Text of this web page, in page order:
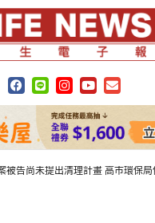
被告尚未提出清理計畫 高市環保